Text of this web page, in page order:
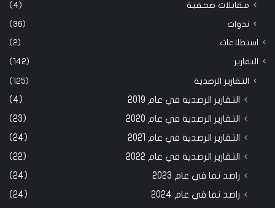
مقابلات صحفية (4)
ندوات (36)
استطلاعات (2)
التقارير (142)
التقارير الرصدية (125)
التقارير الرصدية في عام 2019
(4)
التقارير الرصدية في عام 2020
(23)
التقارير الرصدية في عام 2021
(24)
التقارير الرصدية في عام 2022
(22)
راصد نما في عام 2023
(24)
راصد نما في عام 2024
(24)